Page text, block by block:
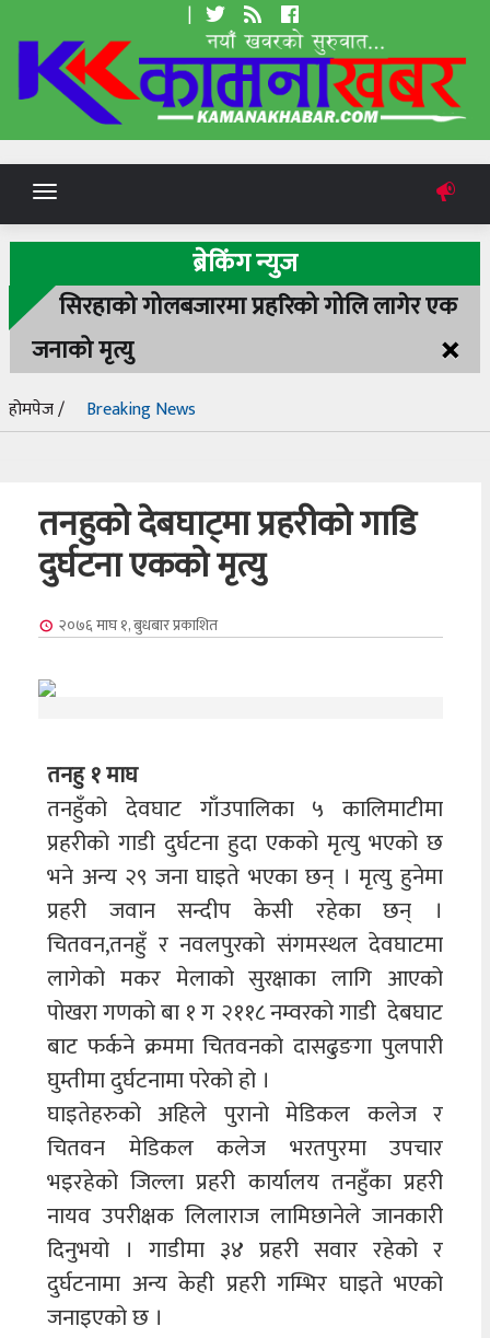
|
Toggle
navigation
ब्रेकिंग न्युज
सिरहाको गोलबजारमा प्रहरिको गोलि लागेर एक
जनाको मृत्यु
×
होमपेज / Breaking News
तनहुको देबघाट्मा प्रहरीको गाडि
दुर्घटना एकको मृत्यु
२०७६ माघ १, बुधबारप्रकाशित
तनहु १ माघ
तनहुँको देवघाट गाँउपालिका ५ कालिमाटीमा
प्रहरीको गाडी दुर्घटना हुदा एकको मृत्यु भएको छ
भने अन्य २९ जना घाइते भएका छन् । मृत्यु हुनेमा
प्रहरी जवान सन्दीप केसी रहेका छन् ।
चितवन,तनहुँ र नवलपुरको संगमस्थल देवघाटमा
लागेको मकर मेलाको सुरक्षाका लागि आएको
पोखरा गणको बा १ ग २११८ नम्वरको गाडी देबघाट
बाट फर्कने क्रममा चितवनको दासढुङगा पुलपारी
घुम्तीमा दुर्घटनामा परेको हो ।
घाइतेहरुको अहिले पुरानो मेडिकल कलेज र
चितवन मेडिकल कलेज भरतपुरमा उपचार
भइरहेको जिल्ला प्रहरी कार्यालय तनहुँका प्रहरी
नायव उपरीक्षक लिलाराज लामिछानेले जानकारी
दिनुभयो । गाडीमा ३४ प्रहरी सवार रहेको र
दुर्घटनामा अन्य केही प्रहरी गम्भिर घाइते भएको
जनाइएको छ ।